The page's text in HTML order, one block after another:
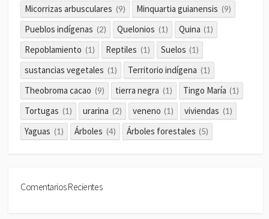
Micorrizas arbusculares (9) Minquartia guianensis (9)
Pueblos indígenas (2) Quelonios (1) Quina (1)
Repoblamiento (1) Reptiles (1) Suelos (1)
sustancias vegetales (1) Territorio indígena (1)
Theobroma cacao (9) tierra negra (1) Tingo María (1)
Tortugas (1) urarina (2) veneno (1) viviendas (1)
Yaguas (1) Árboles (4) Árboles forestales (5)
Comentarios Recientes